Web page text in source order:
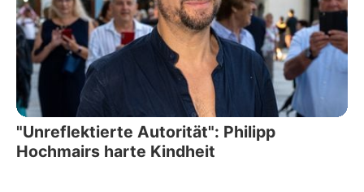
"Unreflektierte Autorität": Philipp
Hochmairs harte Kindheit